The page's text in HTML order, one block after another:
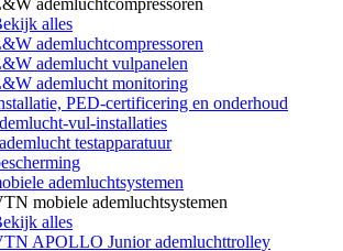
ademluchtcompressoren
alles
ademluchtcompressoren
ademlucht vulpanelen
ademlucht monitoring
PED-certificering en onderhoud
vul-installaties
testapparatuur
ademluchtsystemen
mobiele ademluchtsystemen
alles
APOLLO Junior ademluchttrolley